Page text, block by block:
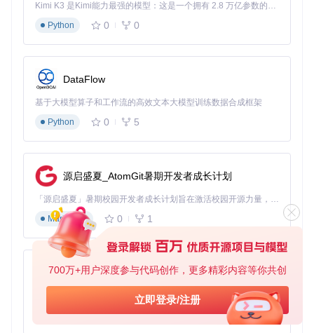
700万+用户深度参与代码创作，更多精彩内容等你共创
立即登录/注册
应用场景指南：解锁图数据价值的实践路径
社交网络：构建智能关系推荐引擎
在社交平台中，Memgraph可实时处理用户互动数据，通过加
权路径算法计算"潜在好友"得分。某社交应用集成后，用户互
动率提升23%，推荐精准度提高35%。其核心优势在于能同时
考虑用户兴趣相似度、互动频率和社交圈重叠度等多维因素，
构建更立体的关系网络模型。
金融风控：实时欺诈检测网络
银行系统通过Memgraph构建跨账户交易图谱，当异常转账发
生时，系统可在100ms内完成资金流向追踪和关联账户分析。
诈模式，误报率降低50%，同时检测覆盖率提升40%。
供应链优化：构建韧性网络
制造企业利用Memgraph分析供应链网络，当某环节出现中断
时，系统可快速计算替代路径。某汽车制造商应用此方案后，
供应链响应速度提升70%，库存成本降低25%。其核心价值在
于将静态的供应链数据转化为动态决策支持系统，增强企业应
Kimi K3 是Kimi能力最强的模型：这是一个拥有 2.8 万亿参数的混合专家（MoE）模型，具备原生视觉理解能力，并支持 100 万 token 的上下文窗口。
Python
0 0
DataFlow
基于大模型算子和工作流的高效文本大模型训练数据合成框架
Python
0 5
源启盛夏_AtomGit暑期开发者成长计划
「源启盛夏」暑期校园开发者成长计划旨在激活校园开源力量，通过积分激励、认证扶持、资源倾斜等形式，引导高校组织和开发者完成「入驻 — 建项目 — 做贡献 — 获认证 — 得资源」的完整闭环。无论你是想带领社团入驻平台的组织者，还是希望用代码贡献证明自己的开发者，都能在这里找到属于你的成长路径。
Markdown
0 1
py-xiaozhi
基于Python的Xiaozhi AI，适用于想要完整Xiaozhi体验而无需拥有专用硬件的用户。
Python
0 1